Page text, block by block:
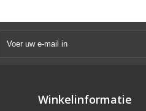
Winkelinformatie